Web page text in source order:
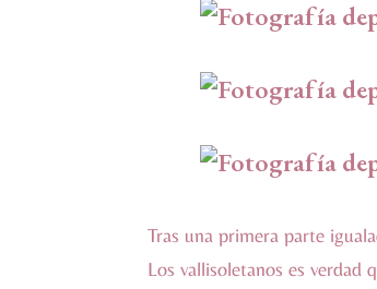
Tras una primera parte
Los vallisoletanos es